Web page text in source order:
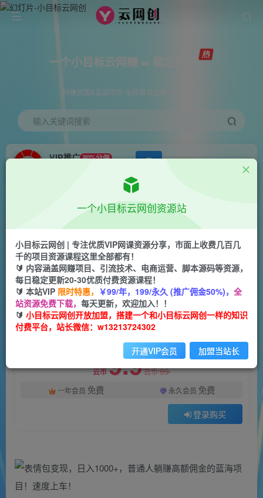
一个小目标云网赚 ∞ 稳定更新
网赚资源&实战项目 全网首发全年365天更新
输入关键词搜索
VIP推广 80%分佣
会员免费 正文
表情包变现，日入1000+，普通人躺赚高额佣金的
蓝海项目！速度上车！
一个小目标云网创
2年前发布
关注 私信
1278 40
此内容为付费阅读，请付费后查看
云币9.9云币99
一年会员 免费 永久会员 免费
登录购买
付费阅读
一个小目标云网创资源站
小目标云网创 | 专注优质VIP网课资源分享，市面上收费几百几
千的项目资源课程这里全部都有！
🔰 内容涵盖网赚项目、引流技术、电商运营、脚本源码等资源，
每日稳定更新20-30优质付费资源课程！
🔰 本站VIP 限时特惠， ￥99/年，199/永久 (推广佣金50%)， 全
站资源免费下载， 每天更新，欢迎加入！！
🔰 小目标云网创开放加盟，搭建一个和小目标云网创一样的知识
付费平台，站长微信：w13213724302
开通VIP会员 加盟当站长